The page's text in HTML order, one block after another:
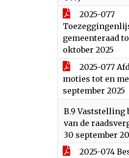
2025-077
gemeenteraad
oktober 2025
2025-077
moties tot en
september 2025
B.9
van de
30 september
2025-074